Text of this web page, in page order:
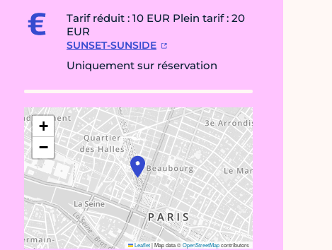
Tarif réduit : 10 EUR Plein tarif : 20
EUR
SUNSET-SUNSIDE
Uniquement sur réservation
+
−
Leaflet|Map data ©OpenStreetMapcontributors